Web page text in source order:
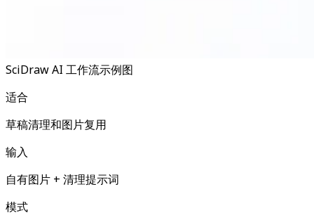
SciDraw AI 工作流示例图
适合
草稿清理和图片复用
输入
自有图片 + 清理提示词
模式